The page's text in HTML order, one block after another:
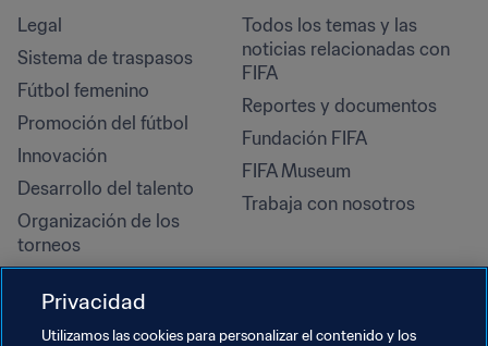
Legal
Sistema de traspasos
Fútbol femenino
Promoción del fútbol
Innovación
Desarrollo del talento
Organización de los
torneos
Derechos humanos y lucha
contra la discriminación
Todos los temas y las
noticias relacionadas con
FIFA
Reportes y documentos
Fundación FIFA
FIFA Museum
Trabaja con nosotros
Privacidad
Utilizamos las cookies para personalizar el contenido y los